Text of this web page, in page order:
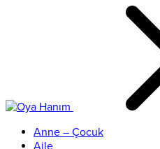
Anne – Çocuk
Aile